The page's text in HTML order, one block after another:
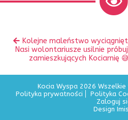
innePoprzedni
wpis:
Kolejne maleństwo
Następny
wpis:
Nasi wolontariusze usilnie
zamieszkujących Kociarnię
Kocia Wyspa 2026
Polityka prywatności
Polityka
Zaloguj
Design